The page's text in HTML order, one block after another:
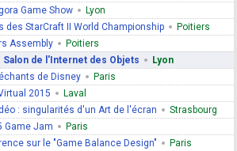
Game Show Lyon
des StarCraft II World Championship Poitiers
Assembly Poitiers
Salon de l'Internet des Objets Lyon
de Disney Paris
2015 Laval
: singularités d'un Art de l'écran Strasbourg
Game Jam Paris
sur le "Game Balance Design" Paris